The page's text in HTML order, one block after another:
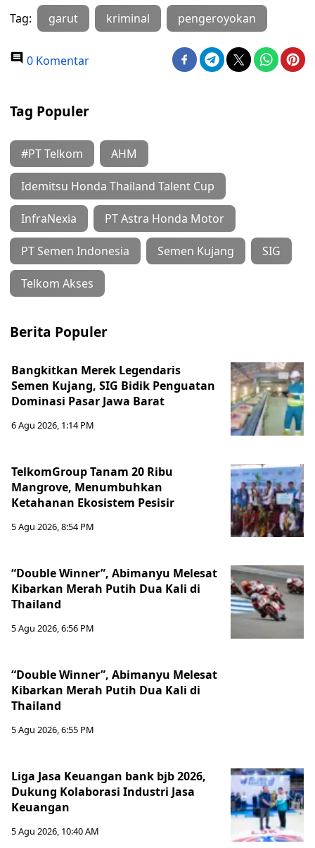
Tag: garut kriminal pengeroyokan
0 Komentar
Tag Populer
#PT Telkom AHM
Idemitsu Honda Thailand Talent Cup
InfraNexia PT Astra Honda Motor
PT Semen Indonesia Semen Kujang SIG
Telkom Akses
Berita Populer
Bangkitkan Merek Legendaris
Semen Kujang, SIG Bidik Penguatan
Dominasi Pasar Jawa Barat
6 Agu 2026, 1:14 PM
TelkomGroup Tanam 20 Ribu
Mangrove, Menumbuhkan
Ketahanan Ekosistem Pesisir
5 Agu 2026, 8:54 PM
“Double Winner”, Abimanyu Melesat
Kibarkan Merah Putih Dua Kali di
Thailand
5 Agu 2026, 6:56 PM
“Double Winner”, Abimanyu Melesat
Kibarkan Merah Putih Dua Kali di
Thailand
5 Agu 2026, 6:55 PM
Liga Jasa Keuangan bank bjb 2026,
Dukung Kolaborasi Industri Jasa
Keuangan
5 Agu 2026, 10:40 AM